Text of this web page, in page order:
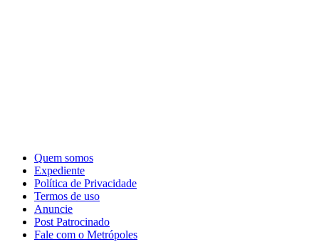
Quem somos
Expediente
Política de Privacidade
Termos de uso
Anuncie
Post Patrocinado
Fale com o Metrópoles